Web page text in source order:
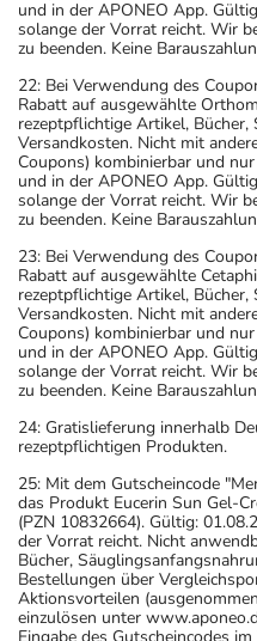
und in der APONEO App.
solange der Vorrat reicht. Wir
zu beenden. Keine
22: Bei Verwendung des
Rabatt auf ausgewählte
rezeptpflichtige Artikel,
Versandkosten. Nicht mit
Coupons) kombinierbar und
und in der APONEO App.
solange der Vorrat reicht. Wir
zu beenden. Keine
23: Bei Verwendung des
Rabatt auf ausgewählte
rezeptpflichtige Artikel,
Versandkosten. Nicht mit
Coupons) kombinierbar und
und in der APONEO App.
solange der Vorrat reicht. Wir
zu beenden. Keine
24: Gratislieferung innerhalb
rezeptpflichtigen Produkten.
25: Mit dem Gutscheincode
das Produkt Eucerin Sun Gel-
(PZN 10832664). Gültig:
der Vorrat reicht. Nicht
Bücher,
Bestellungen über
Aktionsvorteilen
einzulösen unter